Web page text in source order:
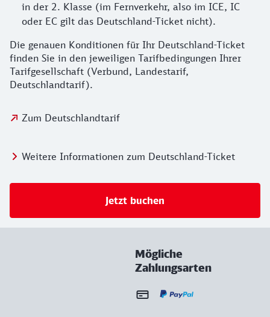
in der 2. Klasse (im Fernverkehr, also im ICE, IC
oder EC gilt das Deutschland-Ticket nicht).
Die genauen Konditionen für Ihr Deutschland-Ticket
finden Sie in den jeweiligen Tarifbedingungen Ihrer
Tarifgesellschaft (Verbund, Landestarif,
Deutschlandtarif).
Zum Deutschlandtarif
Weitere Informationen zum Deutschland-Ticket
Jetzt buchen
Mögliche
Zahlungsarten